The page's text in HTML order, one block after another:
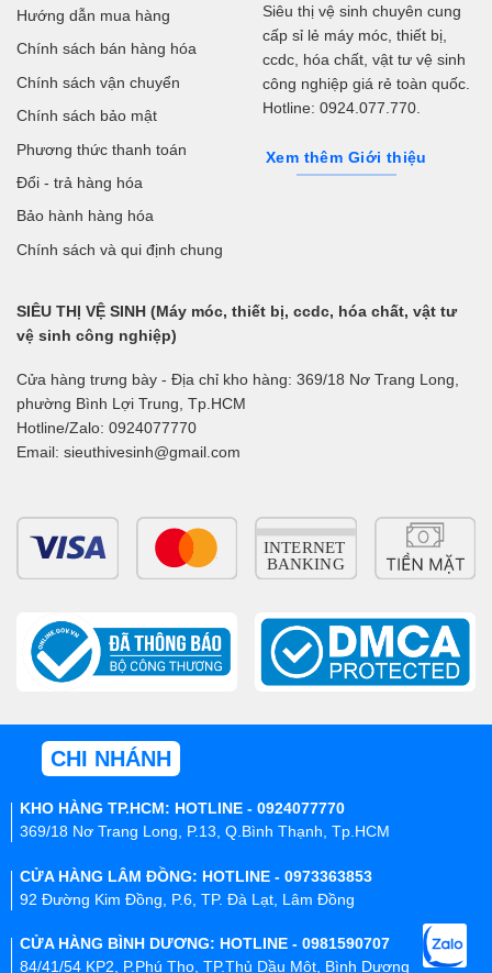
Hướng dẫn mua hàng
Chính sách bán hàng hóa
Chính sách vận chuyển
Chính sách bảo mật
Phương thức thanh toán
Đổi - trả hàng hóa
Bảo hành hàng hóa
Chính sách và qui định chung
Siêu thị vệ sinh chuyên cung
cấp sỉ lẻ máy móc, thiết bị,
ccdc, hóa chất, vật tư vệ sinh
công nghiệp giá rẻ toàn quốc.
Hotline: 0924.077.770.
Xem thêm Giới thiệu
SIÊU THỊ VỆ SINH (Máy móc, thiết bị, ccdc, hóa chất, vật tư
vệ sinh công nghiệp)
Cửa hàng trưng bày - Địa chỉ kho hàng: 369/18 Nơ Trang Long,
phường Bình Lợi Trung, Tp.HCM
Hotline/Zalo: 0924077770
Email: sieuthivesinh@gmail.com
CHI NHÁNH
KHO HÀNG TP.HCM: HOTLINE - 0924077770
369/18 Nơ Trang Long, P.13, Q.Bình Thạnh, Tp.HCM
CỬA HÀNG LÂM ĐỒNG: HOTLINE - 0973363853
92 Đường Kim Đồng, P.6, TP. Đà Lạt, Lâm Đồng
CỬA HÀNG BÌNH DƯƠNG: HOTLINE - 0981590707
84/41/54 KP2, P.Phú Thọ, TP.Thủ Dầu Một, Bình Dương